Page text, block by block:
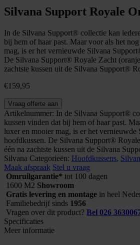
Silvana Support Royale
In de Silvana Support® collectie kan
bij hem of haar past. Maar voor als het
mag, is er het vernieuwde Silvana
De Silvana Support® Royale Zacht
zachtste kussen uit de Silvana Support®
€159,95
Silvana
Support
Royale
Oranje
aantal
Vraag offerte aan
Artikelnummer: In de Silvana Support®
kussen vinden dat bij hem of haar past.
luxer en mooier mag, is er het
hoofdkussen. De Silvana Support®
één na zachtste kussen uit de Silvana
Silvana Categorieën: Hoofdkussens,
Maak afspraak Stel u vraag
Omruilgarantie* tot 100 dagen
1600 M2 Showroom
Gratis levering en montage in heel
Familiebedrijf sinds 1956
Vragen over dit product? Bel 026
Specificaties
Meer informatie